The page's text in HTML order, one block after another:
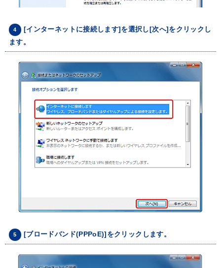
4
[インターネットに接続します]を選択し[次へ]をクリックし
ます。
5 [ブロードバンド(PPPoE)]をクリックします。